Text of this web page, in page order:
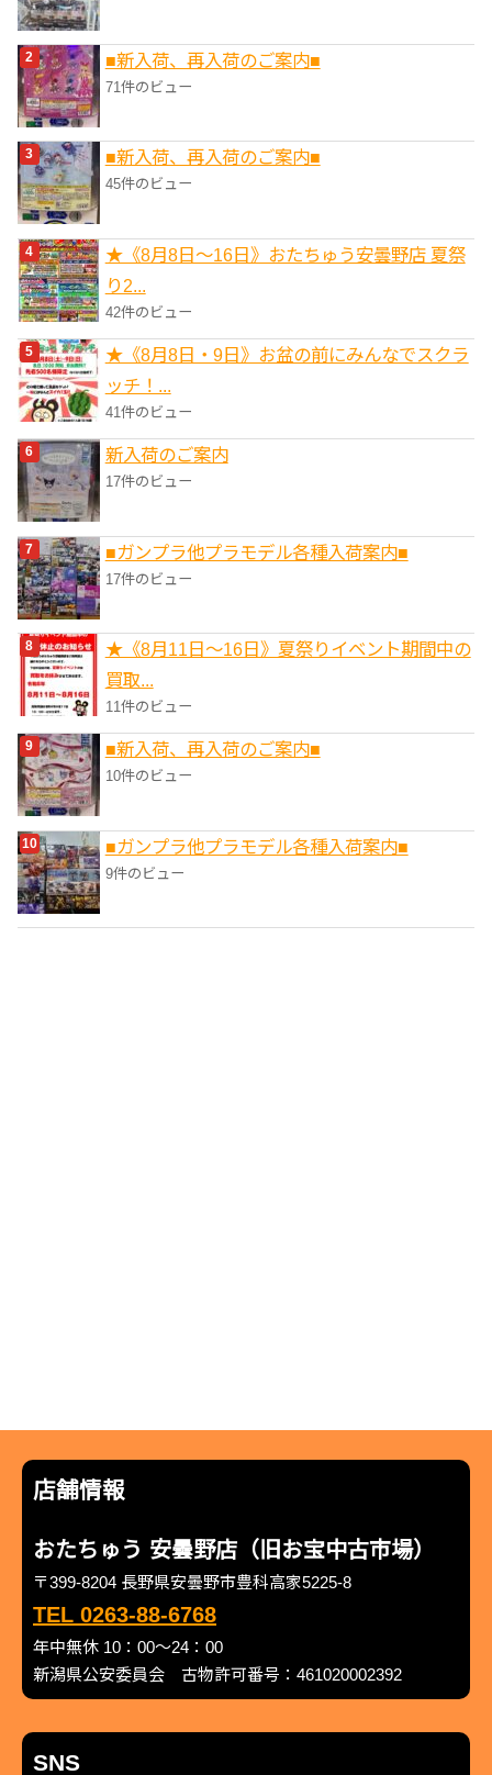
■新入荷、再入荷のご案内■
71件のビュー
■新入荷、再入荷のご案内■
45件のビュー
★《8月8日～16日》おたちゅう安曇野店 夏祭
り2...
42件のビュー
★《8月8日・9日》お盆の前にみんなでスクラ
ッチ！...
41件のビュー
新入荷のご案内
17件のビュー
■ガンプラ他プラモデル各種入荷案内■
17件のビュー
★《8月11日～16日》夏祭りイベント期間中の
買取...
11件のビュー
■新入荷、再入荷のご案内■
10件のビュー
■ガンプラ他プラモデル各種入荷案内■
9件のビュー
店舗情報
おたちゅう 安曇野店（旧お宝中古市場）
〒399-8204 長野県安曇野市豊科高家5225-8
TEL 0263-88-6768
年中無休 10：00～24：00
新潟県公安委員会 古物許可番号：461020002392
SNS